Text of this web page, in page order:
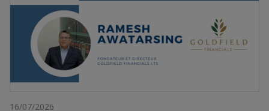
16/07/2026